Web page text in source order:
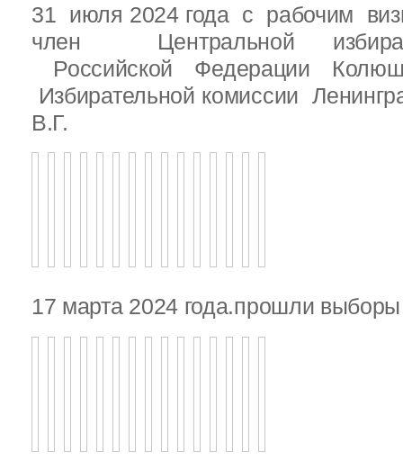
31 июля 2024 года с рабочим
член Центральной
Российской Федерации
Избирательной комиссии
В.Г.
17 марта 2024 года.прошли